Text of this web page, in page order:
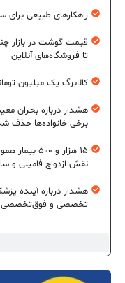
راهکارهای طبیعی
قیمت گوشت در بازار
تا فروشگاه‌های آنلاین
کالابرگ یک میلیون
هشدار درباره بحران
برخی خانواده‌ها حذف
۱۵ هزار و
نقش ازدواج فامیلی و
تخصصی و فوق‌تخصصی